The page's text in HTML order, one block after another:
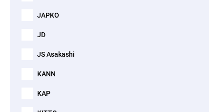
JAPKO
JD
JS Asakashi
KANN
KAP